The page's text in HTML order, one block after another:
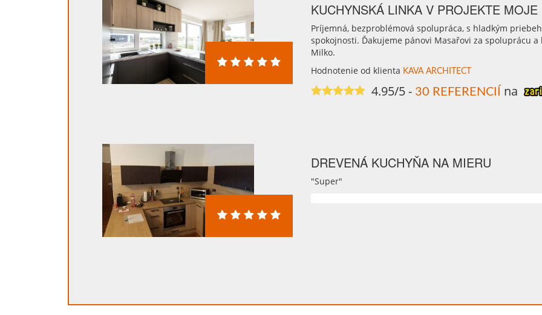
KUCHYNSKÁ LINKA V PROJEKTE
Príjemná, bezproblémová spolupráca, s hladkým
spokojnosti. Ďakujeme pánovi Masařovi za spoluprácu
Milko.
Hodnotenie od klienta KAVA ARCHITECT
4.95/5- 30 REFERENCIÍ na
DREVENÁ KUCHYŇA NA MIERU
"Super"